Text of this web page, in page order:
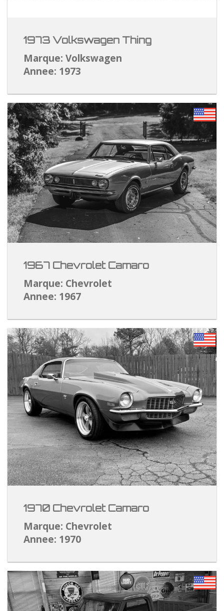
1973 Volkswagen Thing
Marque: Volkswagen
Annee: 1973
1967 Chevrolet Camaro
Marque: Chevrolet
Annee: 1967
1970 Chevrolet Camaro
Marque: Chevrolet
Annee: 1970